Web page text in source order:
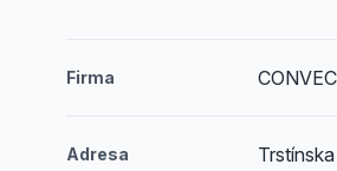
Firma
Adresa